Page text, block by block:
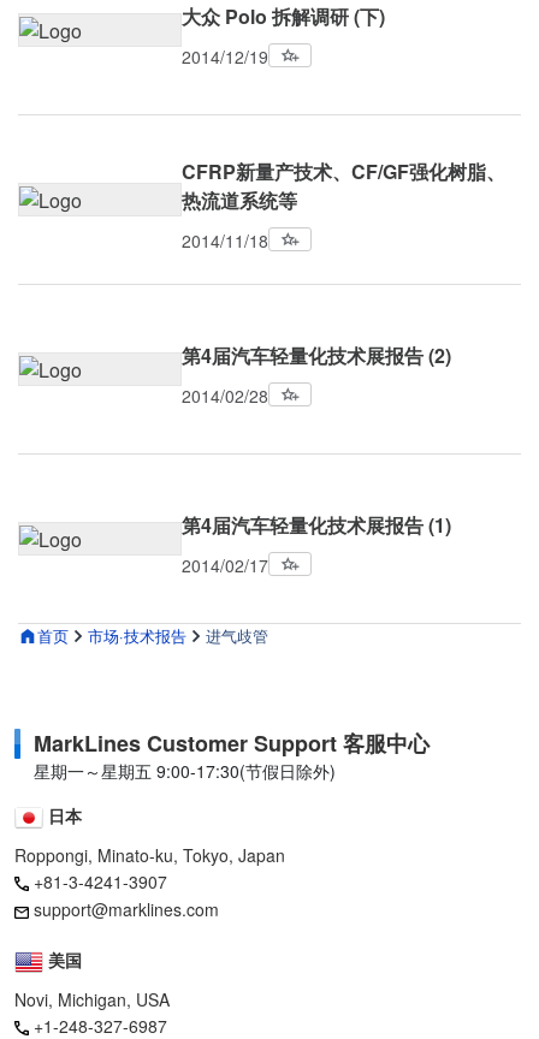
首页 市场·技术报告 进气歧管
大众 Polo 拆解调研 (下)
2014/12/19
CFRP新量产技术、CF/GF强化树脂、
热流道系统等
2014/11/18
第4届汽车轻量化技术展报告 (2)
2014/02/28
第4届汽车轻量化技术展报告 (1)
2014/02/17
MarkLines Customer Support 客服中心
星期一～星期五 9:00-17:30(节假日除外)
日本
Roppongi, Minato-ku, Tokyo, Japan
+81-3-4241-3907
support@marklines.com
美国
Novi, Michigan, USA
+1-248-327-6987